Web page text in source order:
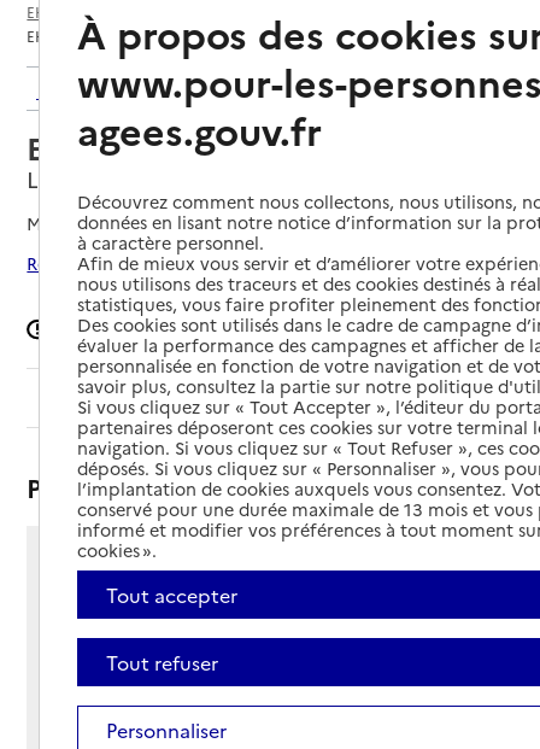
EHPAD par département
EHPAD du Centre hospitalier
Retour aux résultats de l'annuaire
EHPAD du Centre hospitalier
Lusignan, VIENNE
Mis à jour le18/03/2026
Rechercher les établissements autour de Lusignan
Signaler une erreur
Sommaire
Présentation
Rue de Chypre
86600 - Lusignan
Voir itinéraire
Téléphone :
Contact
Contact
Site Internet
Site internet
À propos des cookies
www.pour-les-
agees.gouv.fr
Découvrez comment nous collectons, nous utilisons,
données en lisant notre notice d’information sur la
à caractère personnel.
Afin de mieux vous servir et d’améliorer votre
nous utilisons des traceurs et des cookies destinés à
statistiques, vous faire profiter pleinement des
Des cookies sont utilisés dans le cadre de campagne
évaluer la performance des campagnes et afficher de
personnalisée en fonction de votre navigation et de
savoir plus, consultez la partie sur notre politique
Si vous cliquez sur « Tout Accepter », l’éditeur du
partenaires déposeront ces cookies sur votre terminal
navigation. Si vous cliquez sur « Tout Refuser », ces
déposés. Si vous cliquez sur « Personnaliser », vous
l’implantation de cookies auxquels vous consentez.
conservé pour une durée maximale de 13 mois et
informé et modifier vos préférences à tout moment
cookies ».
Tout accepter
Tout refuser
Personnaliser